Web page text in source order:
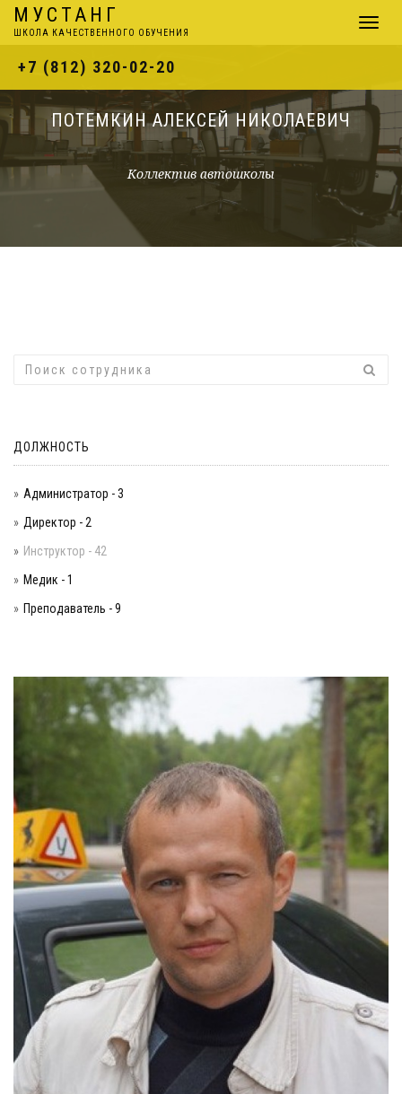
МУСТАНГ
ШКОЛА КАЧЕСТВЕННОГО ОБУЧЕНИЯ
+7 (812) 320-02-20
ПОТЕМКИН АЛЕКСЕЙ НИКОЛАЕВИЧ
Коллектив автошколы
ДОЛЖНОСТЬ
Администратор - 3
Директор - 2
Инструктор - 42
Медик - 1
Преподаватель - 9